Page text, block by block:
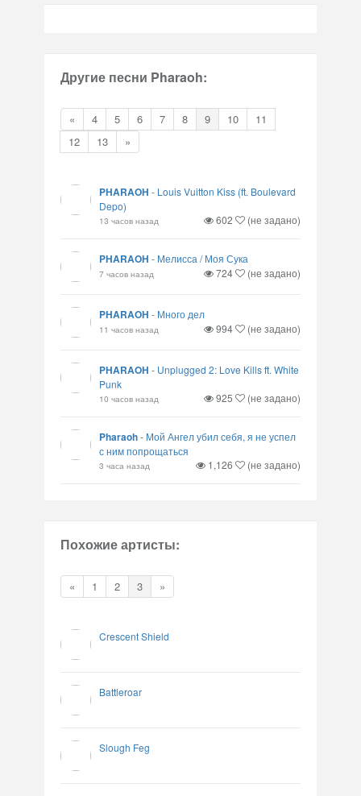
Другие песни Pharaoh:
« 4 5 6 7 8 9 10
11
12
13 »
PHARAOH - Louis Vuitton Kiss (ft. Boulevard
Depo)
13 часов назад 602 (не задано)
PHARAOH - Мелисса / Моя Сука
7 часов назад 724 (не задано)
PHARAOH - Много дел
11 часов назад 994 (не задано)
PHARAOH - Unplugged 2: Love Kills ft. White
Punk
10 часов назад 925 (не задано)
Pharaoh- Мой Ангел убил себя, я не успел
с ним попрощаться
3 часа назад 1,126 (не задано)
Похожие артисты:
« 1 2 3 »
Crescent Shield
Battleroar
Slough Feg